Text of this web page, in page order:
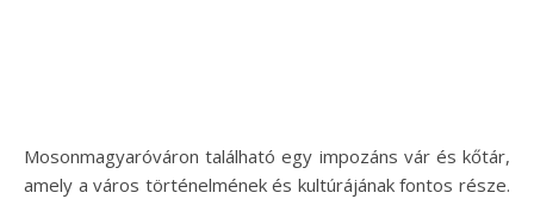
Mosonmagyaróváron található egy impozáns vár és kőtár,
amely a város történelmének és kultúrájának fontos része.